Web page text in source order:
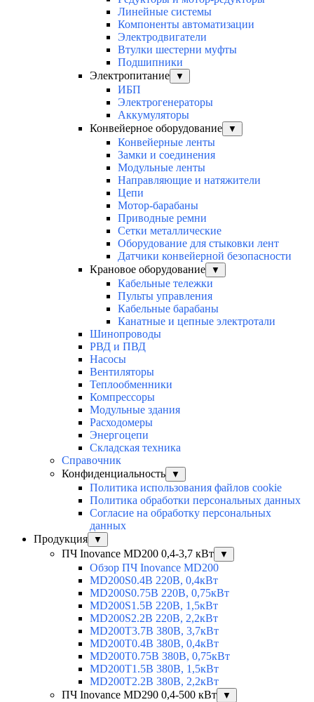
Линейные системы
Компоненты автоматизации
Электродвигатели
Втулки шестерни муфты
Подшипники
Электропитание
▼
ИБП
Электрогенераторы
Аккумуляторы
Конвейерное оборудование
▼
Конвейерные ленты
Замки и соединения
Модульные ленты
Направляющие и натяжители
Цепи
Мотор-барабаны
Приводные ремни
Сетки металлические
Оборудование для стыковки лент
Датчики конвейерной безопасности
Крановое оборудование
▼
Кабельные тележки
Пульты управления
Кабельные барабаны
Канатные и цепные электротали
Шинопроводы
РВД и ПВД
Насосы
Вентиляторы
Теплообменники
Компрессоры
Модульные здания
Расходомеры
Энергоцепи
Складская техника
Справочник
Конфиденциальность
▼
Политика использования файлов cookie
Политика обработки персональных данных
Согласие на обработку персональных
данных
Продукция
▼
ПЧ Inovance MD200 0,4-3,7 кВт ▼
Обзор ПЧ Inovance MD200
MD200S0.4B 220В, 0,4кВт
MD200S0.75B 220В, 0,75кВт
MD200S1.5B 220В, 1,5кВт
MD200S2.2B 220В, 2,2кВт
MD200T3.7B 380В, 3,7кВт
MD200T0.4B 380В, 0,4кВт
MD200T0.75B 380В, 0,75кВт
MD200T1.5B 380В, 1,5кВт
MD200T2.2B 380В, 2,2кВт
ПЧ Inovance MD290 0,4-500 кВт
▼